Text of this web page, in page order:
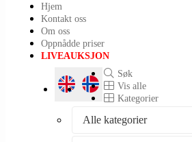
Hjem
Kontakt oss
Om oss
Oppnådde priser
LIVEAUKSJON
Søk
Vis alle
Kategorier
Alle kategorier